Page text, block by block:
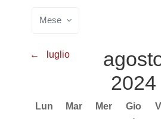
Mese
← luglio
2024
Lunedi
Lun Martedì
Mar Mercoledì
Mer Giovedì
Gio